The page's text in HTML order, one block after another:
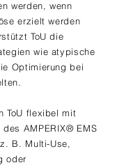
werden, wenn
erzielt werden
ToU die
wie atypische
Optimierung bei
ToU flexibel mit
AMPERIX® EMS
B. Multi-Use,
oder